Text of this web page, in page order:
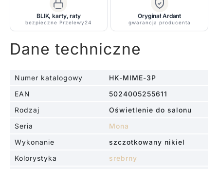
BLIK, karty, raty
bezpieczne Przelewy24
Oryginał Ardant
gwarancja producenta
Dane techniczne
Numer katalogowy
HK-MIME-3P
EAN
5024005255611
Rodzaj
Oświetlenie do salonu
Seria
Mona
Wykonanie
szczotkowany nikiel
Kolorystyka
srebrny